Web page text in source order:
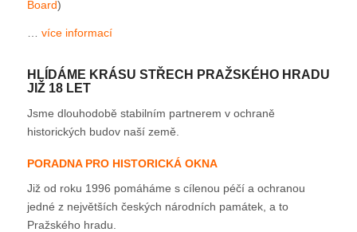
Board)
více informací
HLÍDÁME KRÁSU STŘECH PRAŽSKÉHO HRADU
JIŽ 18 LET
Jsme dlouhodobě stabilním partnerem v ochraně
historických budov naší země.
PORADNA PRO HISTORICKÁ OKNA
Již od roku 1996 pomáháme s cílenou péčí a ochranou
jedné z největších českých národních památek, a to
Pražského hradu.